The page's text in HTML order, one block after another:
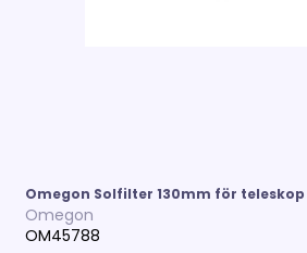
Omegon Solfilter 130mm för teleskop
Omegon
OM45788